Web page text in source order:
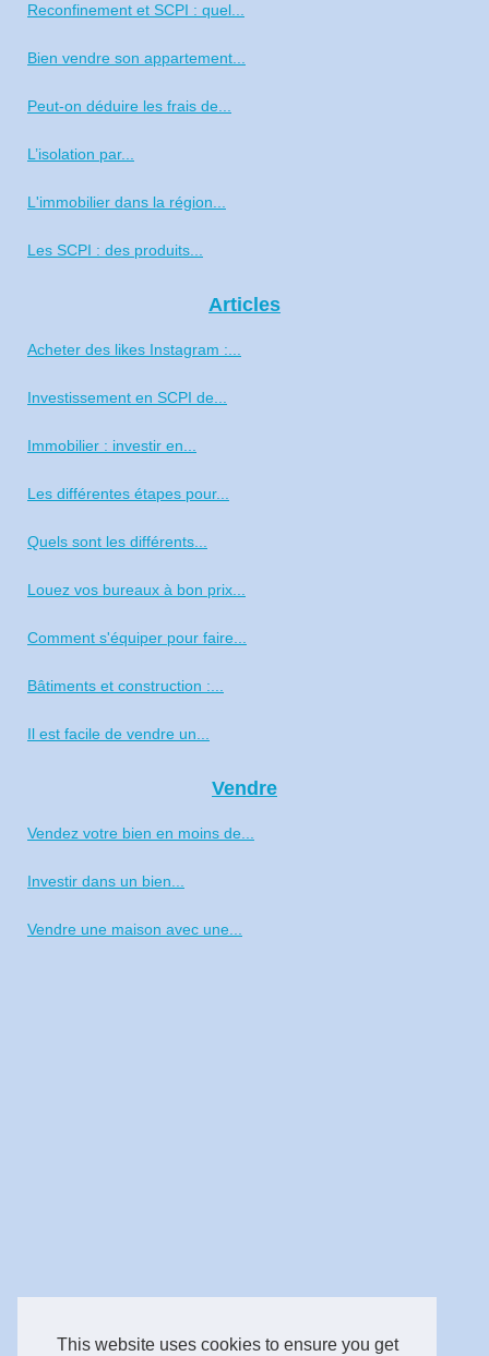
This website uses cookies to ensure you get
Reconfinement et SCPI : quel...
Bien vendre son appartement...
Peut-on déduire les frais de...
L’isolation par...
L'immobilier dans la région...
Les SCPI : des produits...
Articles
Acheter des likes Instagram :...
Investissement en SCPI de...
Immobilier : investir en...
Les différentes étapes pour...
Quels sont les différents...
Louez vos bureaux à bon prix...
Comment s'équiper pour faire...
Bâtiments et construction :...
Il est facile de vendre un...
Vendre
Vendez votre bien en moins de...
Investir dans un bien...
Vendre une maison avec une...